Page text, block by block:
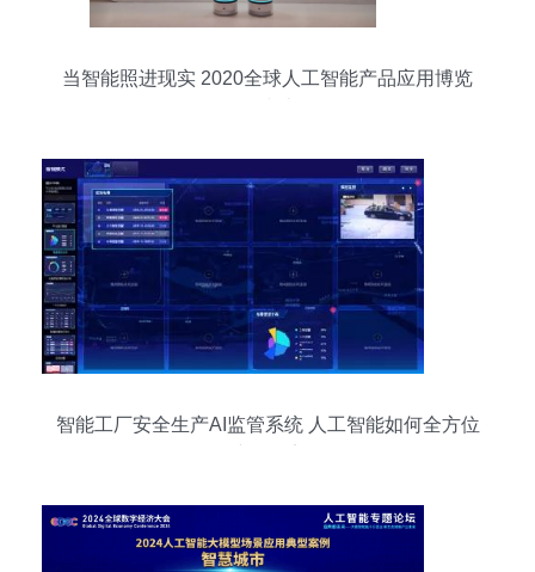
当智能照进现实 2020全球人工智能产品应用博览
智能工厂安全生产AI监管系统 人工智能如何全方位